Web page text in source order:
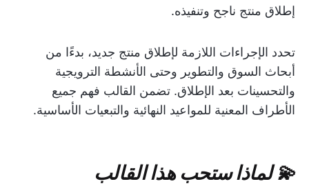
إطلاق منتج ناجح وتنفيذه.
تحدد الإجراءات اللازمة لإطلاق منتج جديد، بدءًا من
أبحاث السوق والتطوير وحتى الأنشطة الترويجية
والتحسينات بعد الإطلاق. تضمن القالب فهم جميع
الأطراف المعنية للمواعيد النهائية والتبعيات الأساسية.
💫 لماذا ستحب هذا القالب